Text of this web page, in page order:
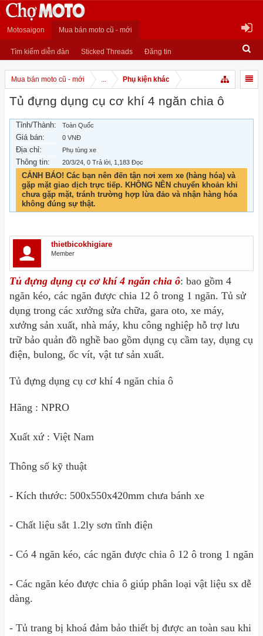
Motosaigon Mua bán moto cũ - mới
Tìm kiếm diễn đàn Sticked Threads Đăng tin
Mua bán moto cũ - mới ... Phụ kiện khác
Tủ đựng dụng cụ cơ khí 4 ngăn chia ô
Tỉnh/Thành: Toàn Quốc
Giá bán: 0 VNĐ
Địa chỉ: Phụ tùng xe
Thông tin: 20/3/24 , 0 Trả lời, 1,183 Đọc
CẢNH BÁO! Các bạn nên đến tận nơi xem xe (hàng hóa) và
gặp mặt giao dịch trực tiếp. KHÔNG NÊN chuyển khoản khi
chưa gặp mặt, tránh trường hợp lừa đảo và nhận hàng hóa
không đúng sự thật.
thietbicokhigiare
Member
Tủ đựng dụng cụ cơ khí 4 ngăn chia ô: bao gồm 4
ngăn kéo, các ngăn được chia 12 ô trong 1 ngăn. Tủ sử
dụng trong các xưởng sửa chữa, gara oto, xe máy,
xưởng sản xuất, nhà máy, khu công nghiệp hỗ trợ lưu
trữ bảo quản đồ nghề bao gồm dụng cụ cầm tay, dụng cụ
điện, bulong, ốc vít, vật tư sản xuất.
Tủ đựng dụng cụ cơ khí 4 ngăn chia ô
Hãng : NPRO
Xuất xứ : Việt Nam
Thông số kỹ thuật
- Kích thước: 500x550x420mm chưa bánh xe
- Chất liệu sắt 1.2ly sơn tĩnh điện
- Có 4 ngăn kéo, các ngăn được chia ô 12 ô trong 1 ngăn
- Các ngăn kéo được chia ô giúp phân loại vật liệu sx dễ
dàng.
- Tủ trang bị khoá đảm bảo thiết bị được an toàn sau khi